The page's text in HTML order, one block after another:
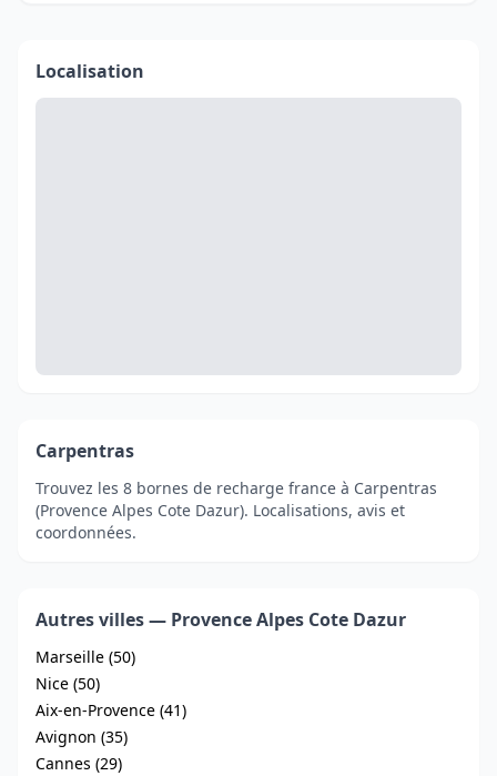
Localisation
Carpentras
Trouvez les 8 bornes de recharge france à Carpentras
(Provence Alpes Cote Dazur). Localisations, avis et
coordonnées.
Autres villes — Provence Alpes Cote Dazur
Marseille (50)
Nice (50)
Aix-en-Provence (41)
Avignon (35)
Cannes (29)